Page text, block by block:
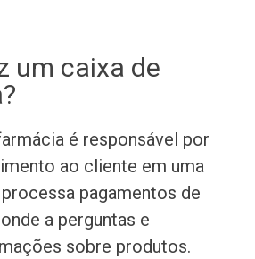
um caixa de
é responsável por
ao cliente em uma
pagamentos de
a perguntas e
sobre produtos.